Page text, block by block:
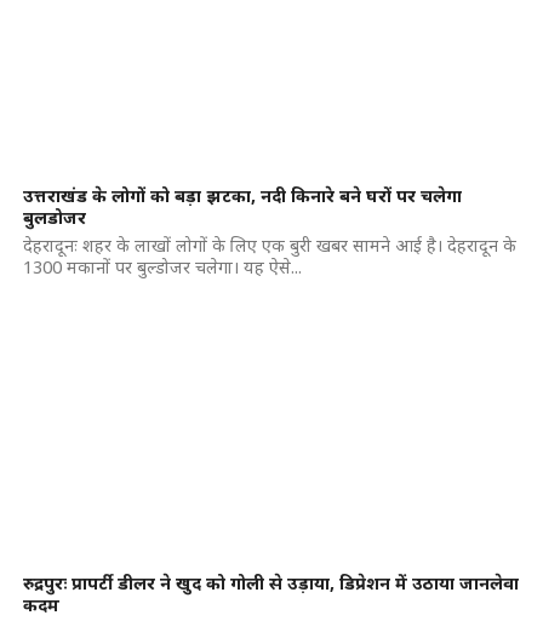
उत्तराखंड के लोगों को बड़ा झटका, नदी किनारे बने घरों पर चलेगा
बुलडोजर
देहरादूनः शहर के लाखों लोगों के लिए एक बुरी खबर सामने आई है। देहरादून के
1300 मकानों पर बुल्डोजर चलेगा। यह ऐसे...
रुद्रपुरः प्रापर्टी डीलर ने खुद को गोली से उड़ाया, डिप्रेशन में उठाया जानलेवा
कदम